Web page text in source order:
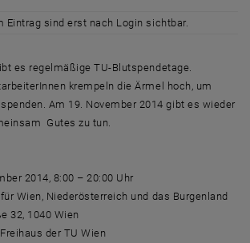
Eintrag sind erst nach Login sichtbar.
es regelmäßige TU-Blutspendetage.
krempeln die Ärmel hoch, um
Am 19. November 2014 gibt es wieder
Gutes zu tun.
2014, 8:00 – 20:00 Uhr
Wien, Niederösterreich und das Burgenland
32, 1040 Wien
der TU Wien